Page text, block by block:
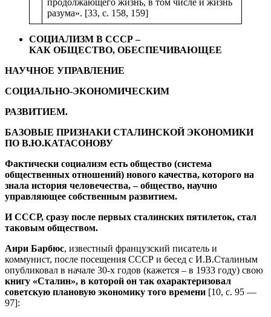
разума». [33, с. 158, 159]
СОЦИАЛИЗМ В СССР –
КАК ОБЩЕСТВО, ОБЕСПЕЧИВАЮЩЕЕ
НАУЧНОЕ УПРАВЛЕНИЕ
СОЦИАЛЬНО-ЭКОНОМИЧЕСКИМ
РАЗВИТИЕМ.
БАЗОВЫЕ ПРИЗНАКИ СТАЛИНСКОЙ ЭКОНОМИКИ
ПО В.Ю.КАТАСОНОВУ
Фактически социализм есть общество (система
общественных отношений) нового качества, которого на
знала история человечества, – общество, научно
управляющее собственным развитием.
И СССР, сразу после первых сталинских пятилеток, стал
таковым обществом.
Анри Барбюс, известный французский писатель и
коммунист, после посещения СССР и бесед с И.В.Сталиным
опубликовал в начале 30-х годов (кажется – в 1933 году) свою
книгу «Сталин», в которой он так охарактеризовал
советскую плановую экономику того времени [10, с. 95 —
97]: